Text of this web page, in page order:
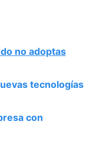
no adoptas
tecnologías
con